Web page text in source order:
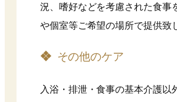
況、嗜好などを考慮された食事
や個室等ご希望の場所で提供致
その他のケア
入浴・排泄・食事の基本介護以